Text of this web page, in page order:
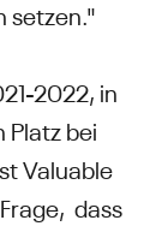
setzen."
2022, in
bei
Valuable
dass